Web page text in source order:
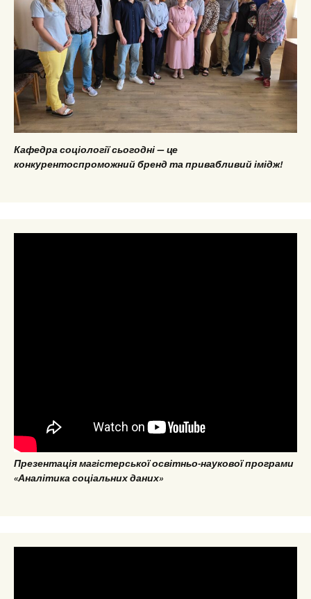
Кафедра соціології сьогодні — це
конкурентоспроможний бренд та привабливий імідж!
Презентація магістерської освітньо-наукової програми
«Аналітика соціальних даних»